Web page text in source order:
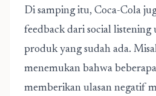
Di samping itu, Coca-Cola
feedback dari social
produk yang sudah ada.
menemukan bahwa
memberikan ulasan negatif